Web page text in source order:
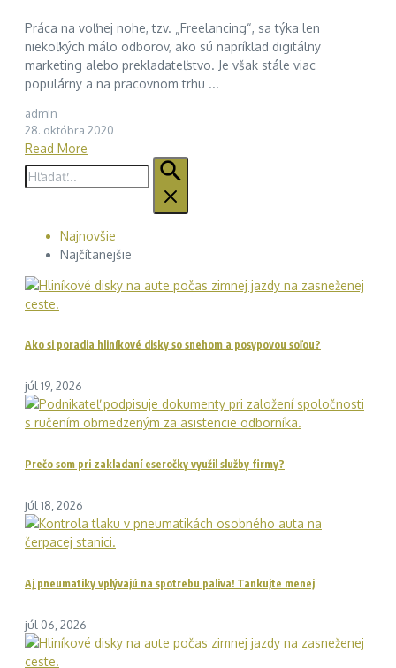
Práca na voľnej nohe, tzv. „Freelancing“, sa týka len
niekoľkých málo odborov, ako sú napríklad digitálny
marketing alebo prekladateľstvo. Je však stále viac
populárny a na pracovnom trhu ...
admin
28. októbra 2020
Read More
Hľadať:
Najnovšie
Najčítanejšie
Ako si poradia hliníkové disky so snehom a posypovou soľou?
júl 19, 2026
Prečo som pri zakladaní eseročky využil služby firmy?
júl 18, 2026
Aj pneumatiky vplývajú na spotrebu paliva! Tankujte menej
júl 06, 2026